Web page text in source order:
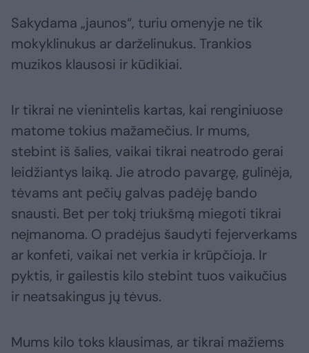
Sakydama „jaunos“, turiu omenyje ne tik
mokyklinukus ar darželinukus. Trankios
muzikos klausosi ir kūdikiai.
Ir tikrai ne vienintelis kartas, kai renginiuose
matome tokius mažamečius. Ir mums,
stebint iš šalies, vaikai tikrai neatrodo gerai
leidžiantys laiką. Jie atrodo pavargę, gulinėja,
tėvams ant pečių galvas padėję bando
snausti. Bet per tokį triukšmą miegoti tikrai
neįmanoma. O pradėjus šaudyti fejerverkams
ar konfeti, vaikai net verkia ir krūpčioja. Ir
pyktis, ir gailestis kilo stebint tuos vaikučius
ir neatsakingus jų tėvus.
Mums kilo toks klausimas, ar tikrai mažiems